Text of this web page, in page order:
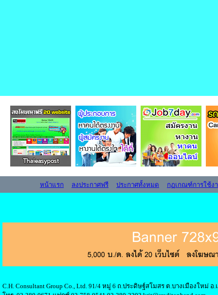
หน้าแรก ลงประกาศฟรี ประกาศทั้งหมด กฏเกณฑ์การใช้ง
C.H. Consultant Group Co., Ltd. 91/4 หมู่ 6 ถ.ประดิษฐ์สโมสร ต.บางเมืองใหม่ อ